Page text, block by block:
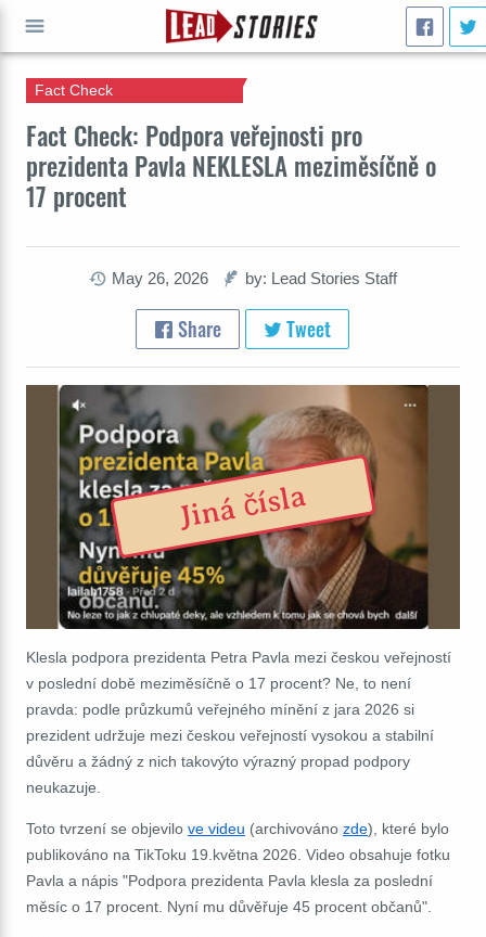
Fact Check: Podpora veřejnosti pro
prezidenta Pavla NEKLESLA meziměsíčně o
17 procent
Fact Check
May 26, 2026 by: Lead Stories Staff
Share Tweet
Jiná čísla
Klesla podpora prezidenta Petra Pavla mezi českou veřejností
v poslední době meziměsíčně o 17 procent? Ne, to není
pravda: podle průzkumů veřejného mínění z jara 2026 si
prezident udržuje mezi českou veřejností vysokou a stabilní
důvěru a žádný z nich takovýto výrazný propad podpory
neukazuje.
Toto tvrzení se objevilo ve videu (archivováno zde), které bylo
publikováno na TikToku 19.května 2026. Video obsahuje fotku
Pavla a nápis "Podpora prezidenta Pavla klesla za poslední
měsíc o 17 procent. Nyní mu důvěřuje 45 procent občanů".
GO